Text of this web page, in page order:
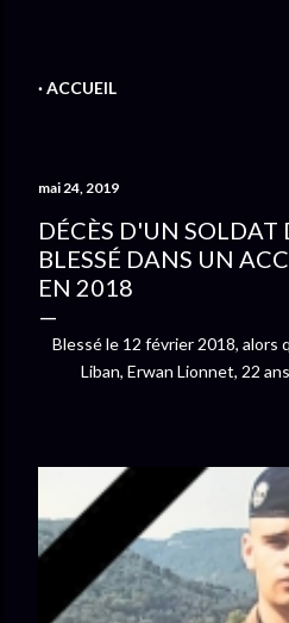
ACCUEIL
mai 24, 2019
DÉCÈS D'UN SOLDAT
BLESSÉ DANS UN
EN 2018
Blessé le 12 février 2018, alors
Liban, Erwan Lionnet, 22